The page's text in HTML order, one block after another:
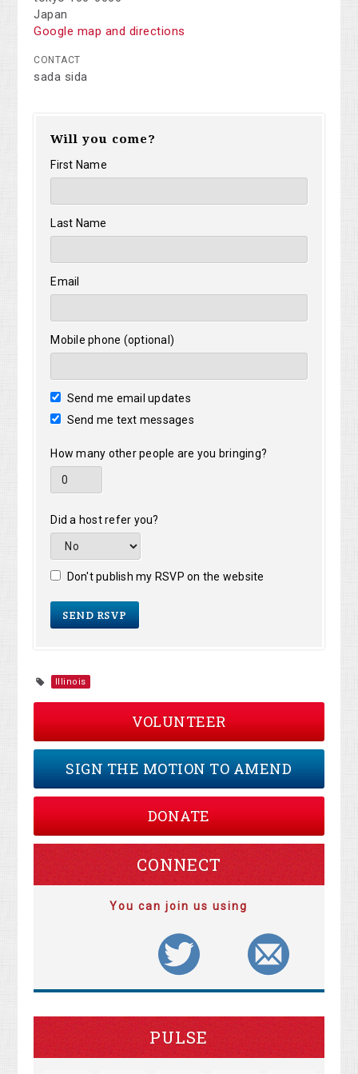
Japan
Google map and directions
CONTACT
sada sida
Will you come?
First Name
Last Name
Email
Mobile phone (optional)
Send me email updates
Send me text messages
How many other people are you bringing?
Did a host refer you?
Don't publish my RSVP on the website
Illinois
VOLUNTEER
SIGN THE MOTION TO AMEND
DONATE
CONNECT
You can join us using
PULSE